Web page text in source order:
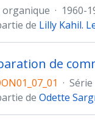
organique · 1960-
de Lilly Kahil.
de
·
de Odette